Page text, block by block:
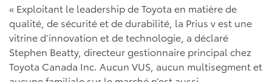
« Exploitant le leadership de Toyota en matière de
qualité, de sécurité et de durabilité, la Prius v est une
vitrine d’innovation et de technologie, a déclaré
Stephen Beatty, directeur gestionnaire principal chez
Toyota Canada Inc. Aucun VUS, aucun multisegment et